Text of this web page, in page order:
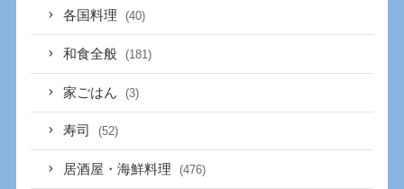
各国料理 (40)
和食全般 (181)
家ごはん (3)
寿司 (52)
居酒屋・海鮮料理 (476)